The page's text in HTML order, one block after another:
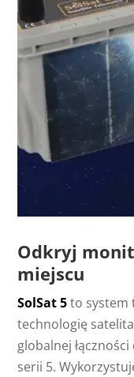
Odkryj
miejscu
SolSat 5to system
technologię
globalnej
serii 5.